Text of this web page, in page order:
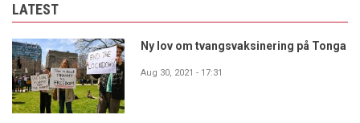
LATEST
Ny lov om tvangsvaksinering på Tonga
Aug 30, 2021 - 17:31